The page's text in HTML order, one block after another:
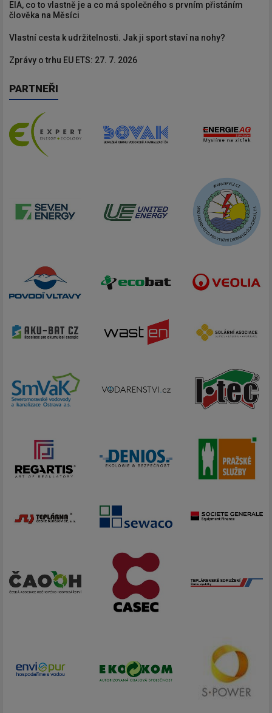
EIA, co to vlastně je a co má společného s prvním přistáním
člověka na Měsíci
Vlastní cesta k udržitelnosti. Jak ji sport staví na nohy?
Zprávy o trhu EU ETS: 27. 7. 2026
PARTNEŘI